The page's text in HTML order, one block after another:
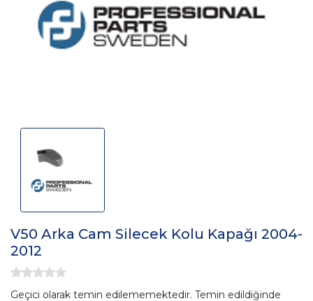
V50 Arka Cam Silecek Kolu Kapağı 2004-
2012
Geçici olarak temin edilememektedir. Temin edildiğinde